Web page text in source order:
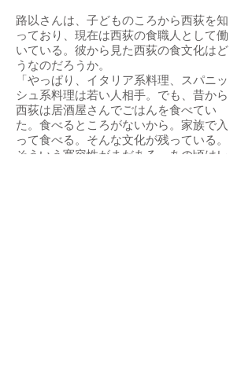
路以さんは、子どものころから西荻を知
っており、現在は西荻の食職人として働
いている。彼から見た西荻の食文化はど
うなのだろうか。
「やっぱり、イタリア系料理、スパニッ
シュ系料理は若い人相手。でも、昔から
西荻は居酒屋さんでごはんを食べてい
た。食べるところがないから。家族で入
って食べる。そんな文化が残っている。
そういう寛容性がまだある。あの頃はレ